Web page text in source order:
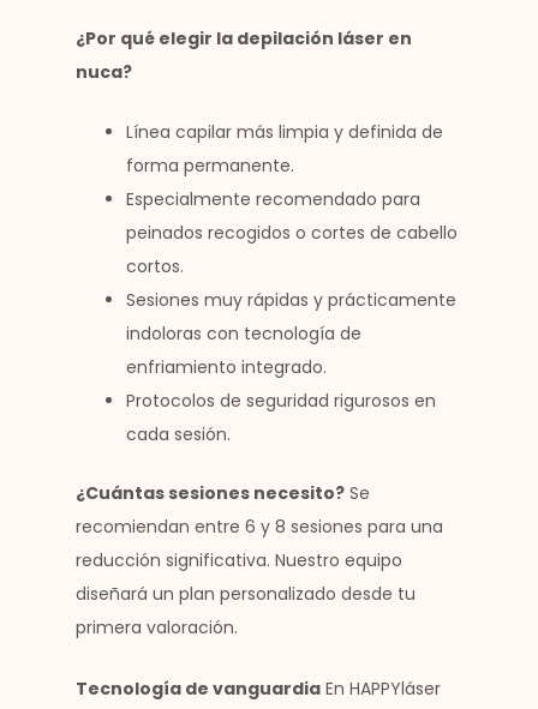
¿Por qué elegir la depilación láser en
nuca?
Línea capilar más limpia y definida de
forma permanente.
Especialmente recomendado para
peinados recogidos o cortes de cabello
cortos.
Sesiones muy rápidas y prácticamente
indoloras con tecnología de
enfriamiento integrado.
Protocolos de seguridad rigurosos en
cada sesión.
¿Cuántas sesiones necesito?Se
recomiendan entre 6 y 8 sesiones para una
reducción significativa. Nuestro equipo
diseñará un plan personalizado desde tu
primera valoración.
Tecnología de vanguardiaEn HAPPYláser